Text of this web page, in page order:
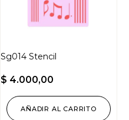
Sg014 Stencil
$ 4.000,00
AÑADIR AL CARRITO